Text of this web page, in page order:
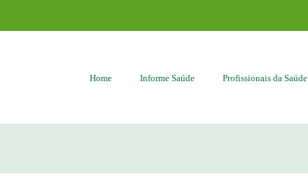
Home Informe Saúde Profissionais da Saúde